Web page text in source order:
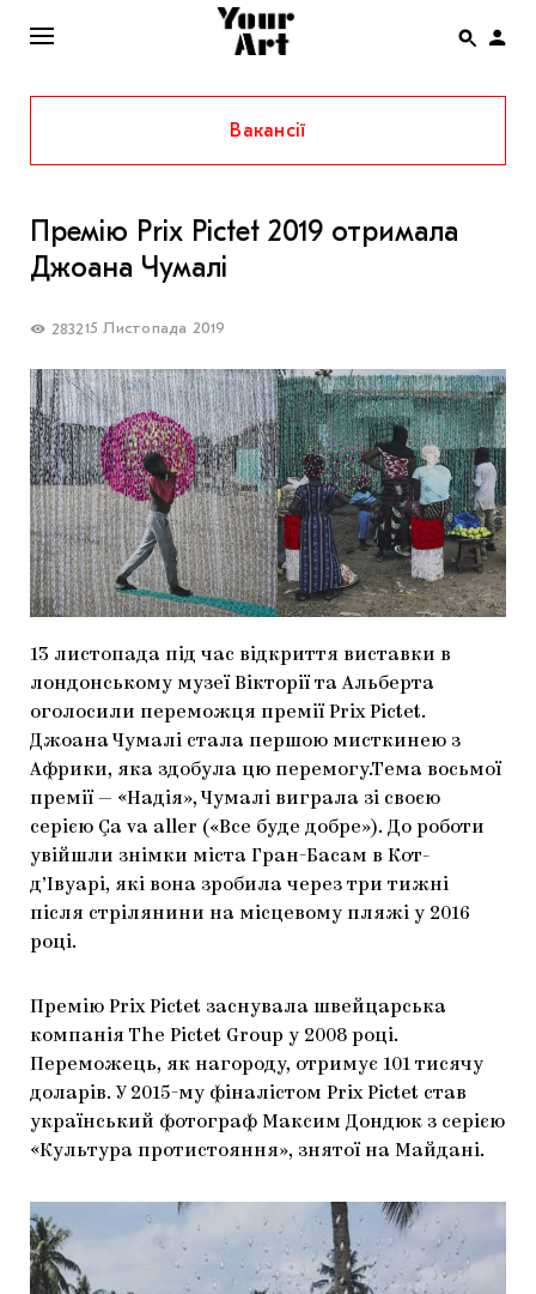
ENG
НОВИНИ
ІНТЕРВ’Ю
КОЛОНКИ
СПЕЦПРОЄКТИ
THE UKRAINIAN PAVILION AT VENICE BIENNALE
2022
МАРІУПОЛЬСЬКІ МАРГІНАЛІЇ
ДОСЛІДНИЦЬКА ПЛАТФОРМА
ЗАПАЛЕННЯ
CARPATHIAN CULT ПРО РІЗДВЯНІ СВЯТА
Вакансії
Премію Prix Pictet 2019 отримала
Джоана Чумалі
283215 Листопада 2019
13 листопада під час відкриття виставки в
лондонському музеї Вікторії та Альберта
оголосили переможця премії Prix Pictet.
Джоана Чумалі стала першою мисткинею з
Африки, яка здобула цю перемогу.Тема восьмої
премії — «Надія», Чумалі виграла зі своєю
серією Ça va aller («Все буде добре»). До роботи
увійшли знімки міста Гран-Басам в Кот-
д’Івуарі, які вона зробила через три тижні
після стрілянини на місцевому пляжі у 2016
році.
Премію Prix Pictet заснувала швейцарська
компанія The Pictet Group у 2008 році.
Переможець, як нагороду, отримує 101 тисячу
доларів. У 2015-му фіналістом Prix Pictet став
український фотограф Максим Дондюк з серією
«Культура протистояння», знятої на Майдані.